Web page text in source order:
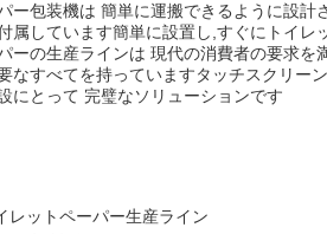
ー包装機は 簡単に運搬できるように設
属しています簡単に設置し,すぐにトイレ
ーの生産ラインは 現代の消費者の要求
なすべてを持っていますタッチスクリー
にとって 完璧なソリューションです
レットペーパー生産ライン